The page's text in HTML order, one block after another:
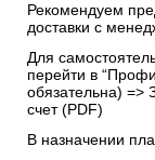
Рекомендуем
доставки с
Для
перейти в
обязательна) =>
счет (PDF)
В назначении